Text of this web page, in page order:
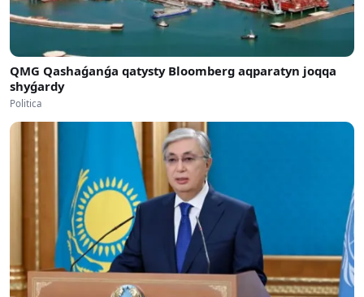
QMG Qashaǵanǵa qatysty Bloomberg aqparatyn joqqa
shyǵardy
Politica